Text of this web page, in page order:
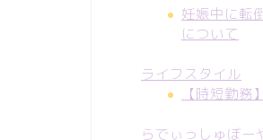
妊娠中に転
について
ライフスタイル
【時短勤
らでぃっしゅぼー